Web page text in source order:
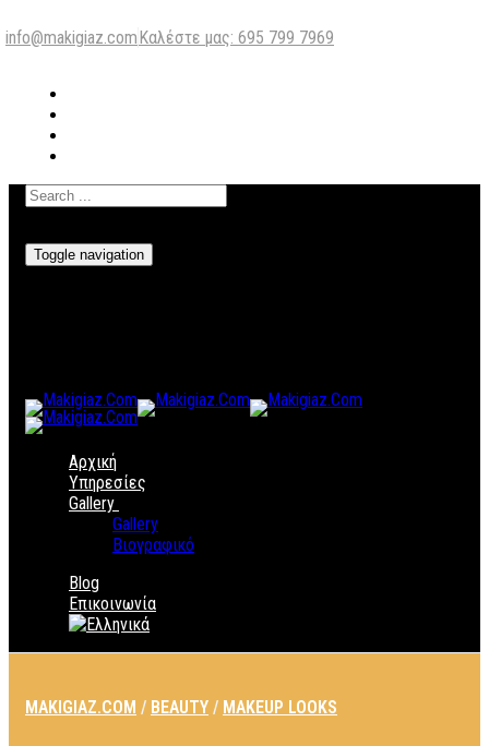
info@makigiaz.comΚαλέστε μας: 695 799 7969
Toggle navigation
Αρχική
Υπηρεσίες
Gallery
Gallery
Βιογραφικό
Blog
Επικοινωνία
MAKIGIAZ.COM / BEAUTY / MAKEUP LOOKS